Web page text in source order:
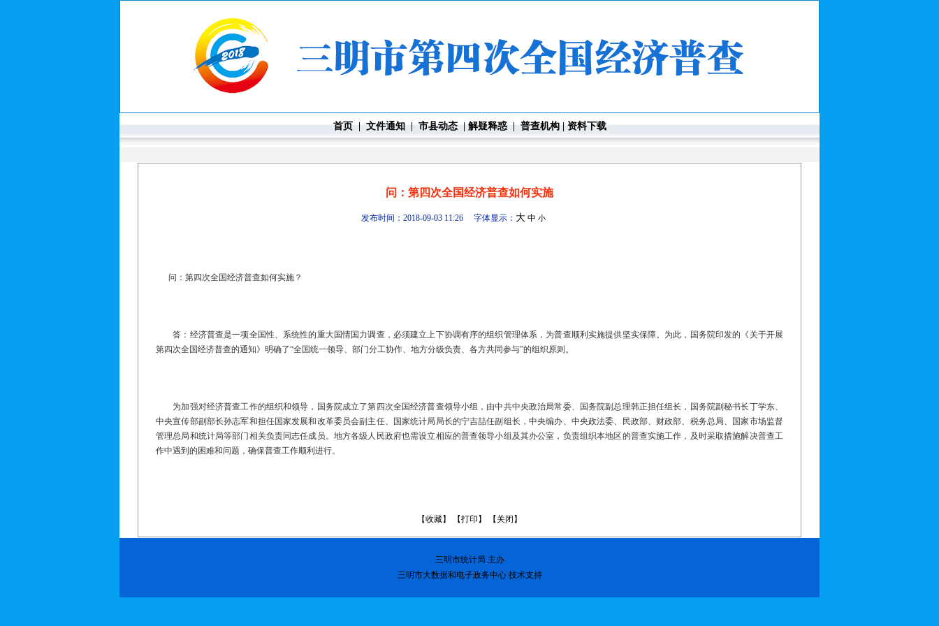
首页|文件通知|市县动态|解疑释惑|普查机构|资料下载
问：第四次全国经济普查如何实施
发布时间：2018-09-03 11:26 字体显示： 大 中 小
问：第四次全国经济普查如何实施？
答：经济普查是一项全国性、系统性的重大国情国力调查，必须建立上下协调有序的组织管理体系，为普查顺利实施提供坚实保障。为此，国务院印发的《关于开展
第四次全国经济普查的通知》明确了“全国统一领导、部门分工协作、地方分级负责、各方共同参与”的组织原则。
为加强对经济普查工作的组织和领导，国务院成立了第四次全国经济普查领导小组，由中共中央政治局常委、国务院副总理韩正担任组长，国务院副秘书长丁学东、
中央宣传部副部长孙志军和担任国家发展和改革委员会副主任、国家统计局局长的宁吉喆任副组长，中央编办、中央政法委、民政部、财政部、税务总局、国家市场监督
管理总局和统计局等部门相关负责同志任成员。地方各级人民政府也需设立相应的普查领导小组及其办公室，负责组织本地区的普查实施工作，及时采取措施解决普查工
作中遇到的困难和问题，确保普查工作顺利进行。
【收藏】 【打印 】 【 关闭 】
三明市统计局 主办
三明市大数据和电子政务中心 技术支持